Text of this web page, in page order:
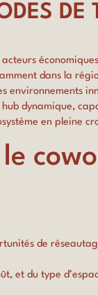
DE
dans la
environnements
dynamique,
en pleine
de
et du type